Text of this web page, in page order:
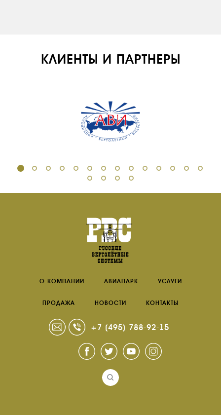
КЛИЕНТЫ И ПАРТНЕРЫ
О КОМПАНИИ АВИАПАРК УСЛУГИ
ПРОДАЖА НОВОСТИ КОНТАКТЫ
+7 (495) 788-92-15